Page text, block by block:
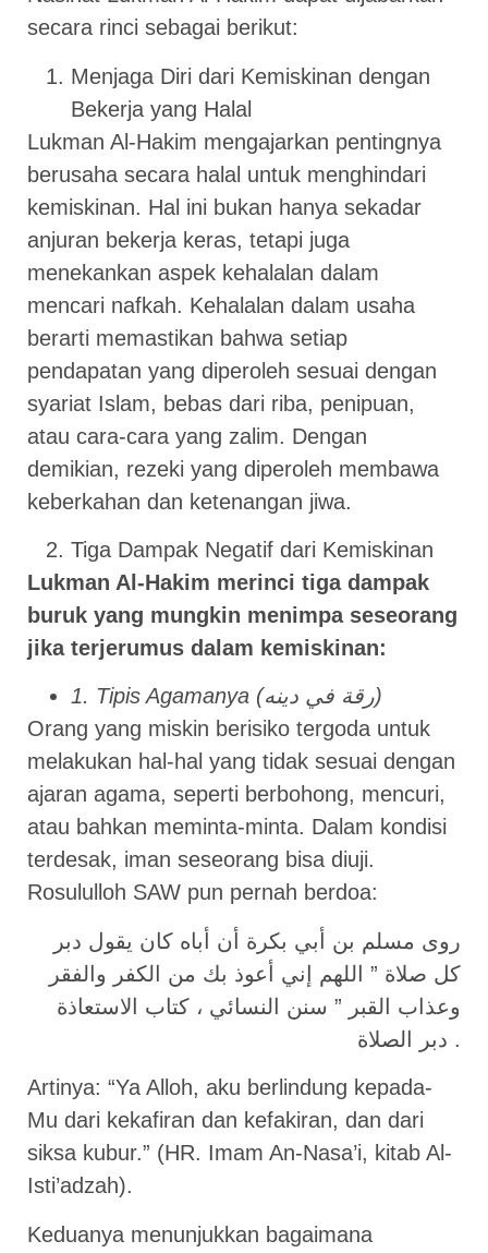
secara rinci sebagai berikut:
Menjaga Diri dari Kemiskinan dengan
Bekerja yang Halal
Lukman Al-Hakim mengajarkan pentingnya
berusaha secara halal untuk menghindari
kemiskinan. Hal ini bukan hanya sekadar
anjuran bekerja keras, tetapi juga
menekankan aspek kehalalan dalam
mencari nafkah. Kehalalan dalam usaha
berarti memastikan bahwa setiap
pendapatan yang diperoleh sesuai dengan
syariat Islam, bebas dari riba, penipuan,
atau cara-cara yang zalim. Dengan
demikian, rezeki yang diperoleh membawa
keberkahan dan ketenangan jiwa.
Tiga Dampak Negatif dari Kemiskinan
Lukman Al-Hakim merinci tiga dampak
buruk yang mungkin menimpa seseorang
jika terjerumus dalam kemiskinan:
1. Tipis Agamanya (رقة في دينه)
Orang yang miskin berisiko tergoda untuk
melakukan hal-hal yang tidak sesuai dengan
ajaran agama, seperti berbohong, mencuri,
atau bahkan meminta-minta. Dalam kondisi
terdesak, iman seseorang bisa diuji.
Rosululloh SAW pun pernah berdoa:
روى مسلم بن أبي بكرة أن أباه كان يقول دبر
كل صلاة ” اللهم إني أعوذ بك من الكفر والفقر
وعذاب القبر ” سنن النسائي ، كتاب الاستعاذة
دبر الصلاة .
Artinya: “Ya Alloh, aku berlindung kepada-
Mu dari kekafiran dan kefakiran, dan dari
siksa kubur.” (HR. Imam An-Nasa’i, kitab Al-
Isti’adzah).
Keduanya menunjukkan bagaimana